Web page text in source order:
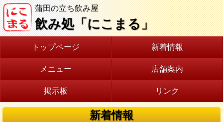
蒲田の立ち飲み屋
飲み処「にこまる」
トップページ 新着情報
メニュー 店舗案内
掲示板 リンク
新着情報